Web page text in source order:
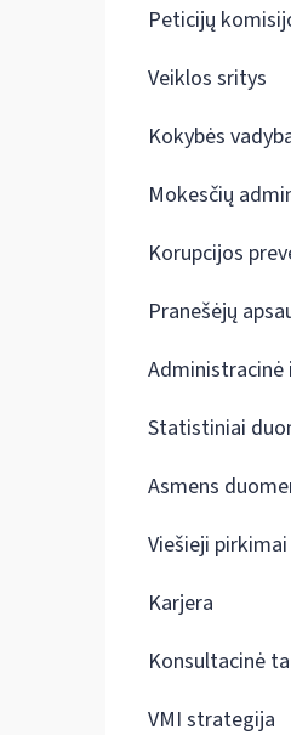
Peticijų
Veiklos sritys
Kokybės
Mokesčių
Korupcijos
Pranešėjų
Statistiniai
Asmens
Viešieji pirkimai
Karjera
Konsultacinė
VMI strategija